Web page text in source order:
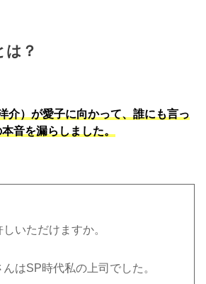
は？
介）が愛子に向かって、誰にも言っ
音を漏らしました。
いただけますか。
はSP時代私の上司でした。